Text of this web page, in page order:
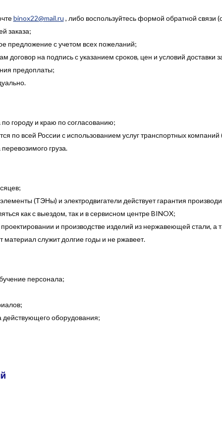
binox22@mail.ru , либо воспользуйтесь формой обратной связи
заказа;
предложение с учетом всех пожеланий;
на подпись с указанием сроков, цен и условий доставки
предоплаты;
городу и краю по согласованию;
по всей России с использованием услуг транспортных
груза.
(ТЭНы) и электродвигатели действует гарантия
как с выездом, так и в сервисном центре BINOX;
и производстве изделий из нержавеющей
служит долгие годы и не ржавеет.
персонала;
действующего оборудования;